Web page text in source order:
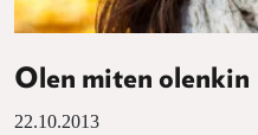
Olen miten olenkin
22.10.2013